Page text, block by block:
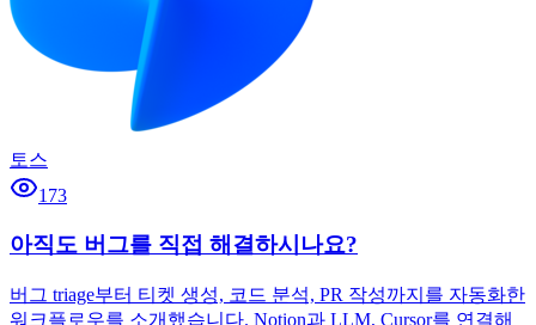
토스
173
아직도 버그를 직접 해결하시나요?
버그 triage부터 티켓 생성, 코드 분석, PR 작성까지를 자동화한
워크플로우를 소개했습니다. Notion과 LLM, Cursor를 연결해